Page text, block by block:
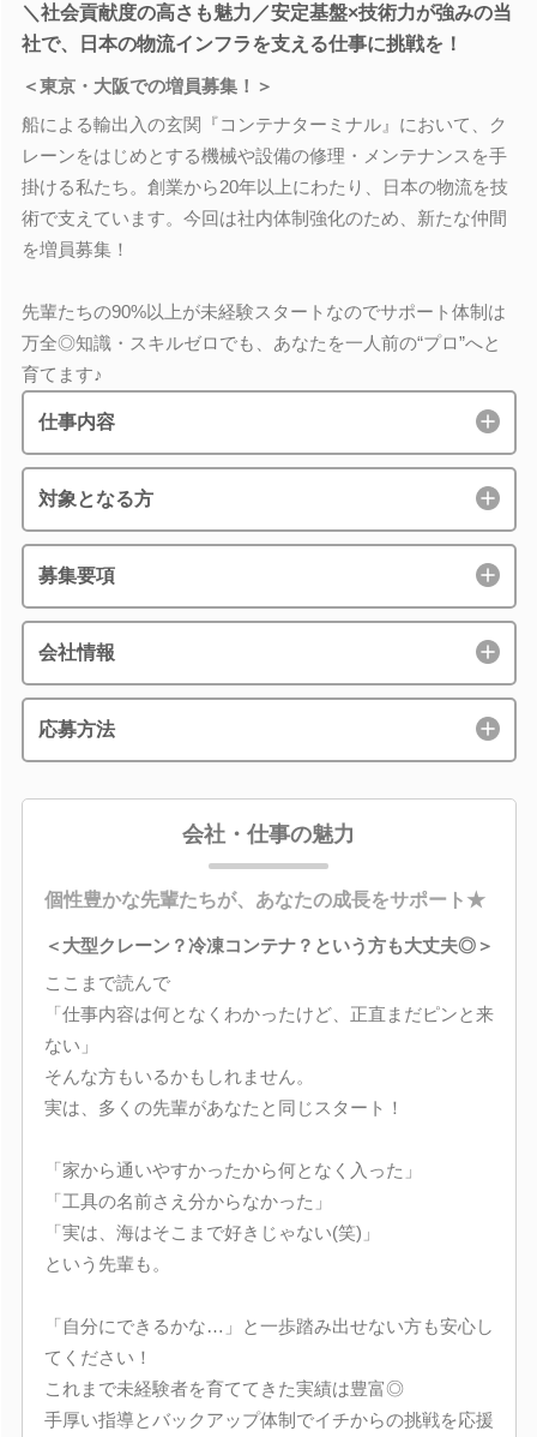
＼社会貢献度の高さも魅力／安定基盤×技術力が強みの当
社で、日本の物流インフラを支える仕事に挑戦を！
＜東京・大阪での増員募集！＞
船による輸出入の玄関『コンテナターミナル』において、ク
レーンをはじめとする機械や設備の修理・メンテナンスを手
掛ける私たち。創業から20年以上にわたり、日本の物流を技
術で支えています。今回は社内体制強化のため、新たな仲間
を増員募集！
先輩たちの90%以上が未経験スタートなのでサポート体制は
万全◎知識・スキルゼロでも、あなたを一人前の“プロ”へと
育てます♪
仕事内容
対象となる方
募集要項
会社情報
応募方法
会社・仕事の魅力
個性豊かな先輩たちが、あなたの成長をサポート★
＜大型クレーン？冷凍コンテナ？という方も大丈夫◎＞
ここまで読んで
「仕事内容は何となくわかったけど、正直まだピンと来
ない」
そんな方もいるかもしれません。
実は、多くの先輩があなたと同じスタート！
「家から通いやすかったから何となく入った」
「工具の名前さえ分からなかった」
「実は、海はそこまで好きじゃない(笑)」
という先輩も。
「自分にできるかな…」と一歩踏み出せない方も安心し
てください！
これまで未経験者を育ててきた実績は豊富◎
手厚い指導とバックアップ体制でイチからの挑戦を応援